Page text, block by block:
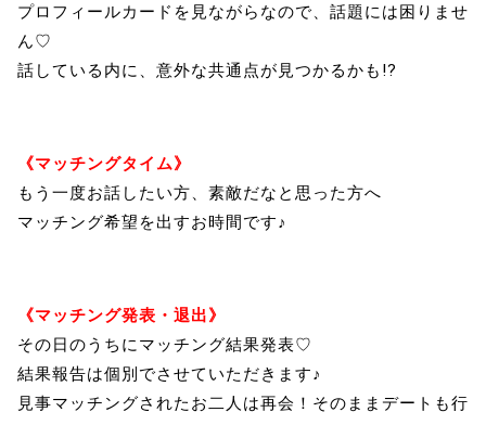
プロフィールカードを見ながらなので、話題には困りませ
ん♡
話している内に、意外な共通点が見つかるかも!?
《マッチングタイム》
もう一度お話したい方、素敵だなと思った方へ
マッチング希望を出すお時間です♪
《マッチング発表・退出》
その日のうちにマッチング結果発表♡
結果報告は個別でさせていただきます♪
見事マッチングされたお二人は再会！そのままデートも行